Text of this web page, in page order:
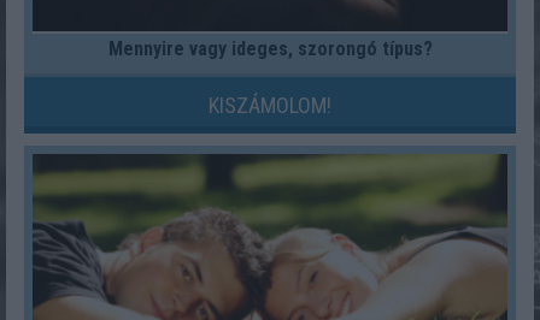
Mennyire vagy ideges, szorongó típus?
KISZÁMOLOM!